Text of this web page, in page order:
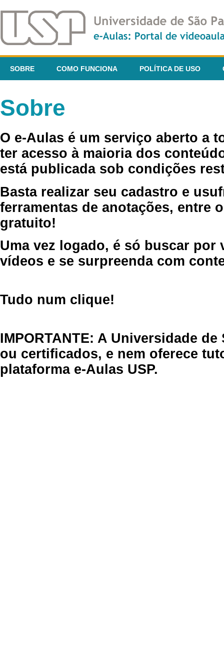
SOBRE COMO FUNCIONA POLÍTICA DE USO
Sobre
O e-Aulas é um serviço aberto a
ter acesso à maioria dos
está publicada sob condições
Basta realizar seu cadastro e
ferramentas de anotações, entre
gratuito!
Uma vez logado, é só buscar por
vídeos e se surpreenda com
Tudo num clique!
IMPORTANTE: A Universidade
ou certificados, e nem oferece
plataforma e-Aulas USP.